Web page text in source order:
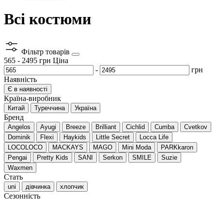
Всі костюми
Фільтр товарів
565 - 2495 грн Ціна
-
грн
Наявність
Є в наявності
Країна-виробник
Китай Туреччина Україна
Бренд
Angelos Ayugi Breeze Brilliant Cichlid Cumba
Cvetkov
Dominik
Flexi Haykids Little Secret
Locca Life
LOCOLOCO
MACKAYS MAGO Mini Moda
PARKkaron
Pengai
Pretty Kids SANI Serkon SMILE
Suzie
Waxmen
Стать
uni дівчинка хлопчик
Сезонність